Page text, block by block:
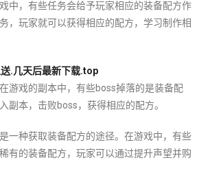
中，有些任务会给予玩家相应的装备配方作
，玩家就可以获得相应的配方，学习制作相
.几天后最新下载.top
游戏的副本中，有些boss掉落的是装备配
副本，击败boss，获得相应的配方。
一种获取装备配方的途径。在游戏中，有些
有的装备配方，玩家可以通过提升声望并购